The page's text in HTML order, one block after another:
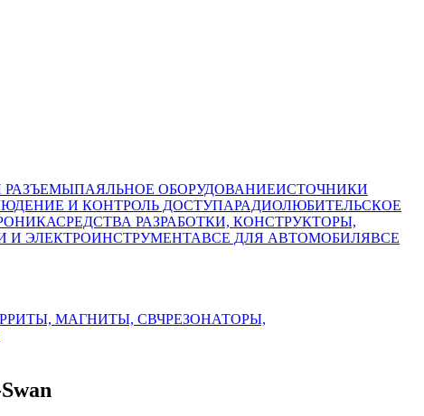
ПАЯЛЬНОЕ ОБОРУДОВАНИЕИСТОЧНИКИ
И КОНТРОЛЬ ДОСТУПАРАДИОЛЮБИТЕЛЬСКОЕ
СРЕДСТВА РАЗРАБОТКИ, КОНСТРУКТОРЫ,
И ЭЛЕКТРОИНСТРУМЕНТАВСЕ ДЛЯ АВТОМОБИЛЯВСЕ
МАГНИТЫ, СВЧРЕЗОНАТОРЫ,